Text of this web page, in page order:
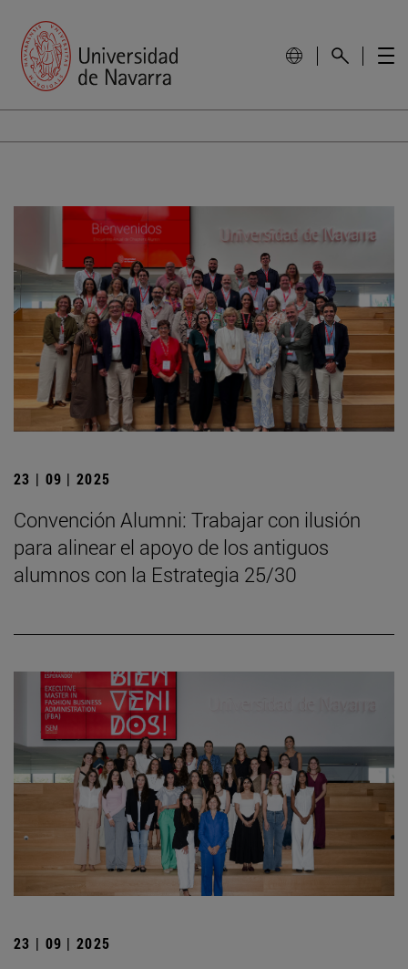
23 | 09 | 2025
Convención Alumni: Trabajar con ilusión
para alinear el apoyo de los antiguos
alumnos con la Estrategia 25/30
23 | 09 | 2025